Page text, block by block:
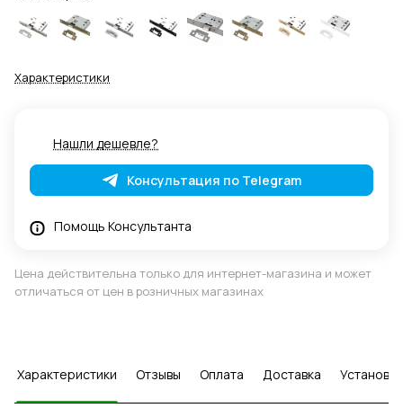
Характеристики
Нашли дешевле?
Консультация по Telegram
Помощь Консультанта
Цена действительна только для интернет-магазина и может
отличаться от цен в розничных магазинах
Характеристики Отзывы Оплата Доставка Установка